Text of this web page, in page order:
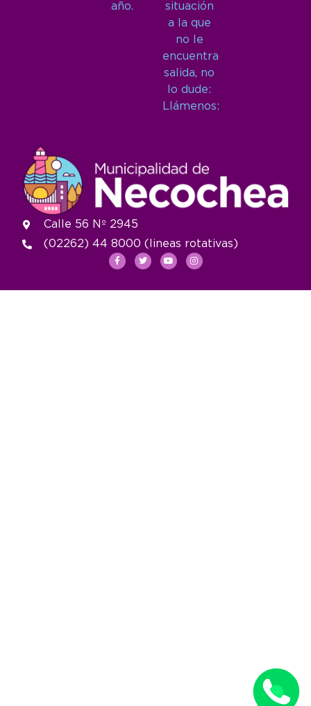
año.
situación
a la que
no le
encuentra
salida, no
lo dude:
Llámenos:
Calle 56 Nº 2945
(02262) 44 8000 (lineas rotativas)